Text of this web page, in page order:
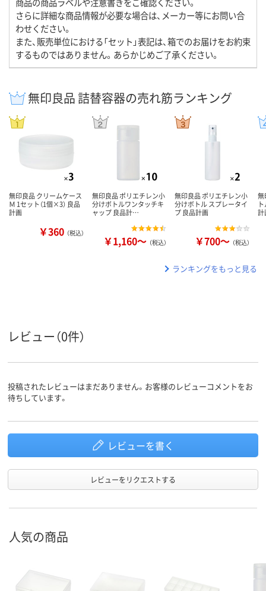
さらに詳細な商品情報が必要な場合は、メーカー等にお問い合
わせください。
また、販売単位における「セット」表記は、箱でのお届けをお約束
するものではありません。あらかじめご了承ください。
無印良品 詰替容器の売れ筋ランキング
無印良品 クリームケース
Ｍ 1セット（1個×3） 良品
計画
￥360 （税込）
無印良品 ポリエチレン小
分けボトルワンタッチキ
ャップ 良品計…
￥1,160～ （税込）
無印良品 ポリエチレン小
分けボトル スプレータイ
プ 良品計画
￥700～ （税込）
計
ランキングをもっと見る
レビュー（0件）
投稿されたレビューはまだありません。お客様のレビューコメントをお
待ちしています。
レビューを書く
レビューをリクエストする
人気の商品